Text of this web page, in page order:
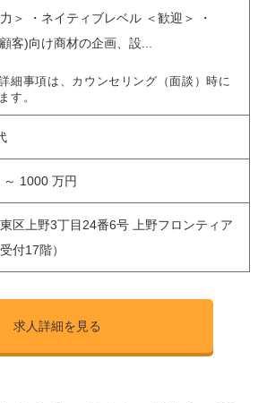
＞ ・ネイティブレベル ＜歓迎＞ ・
客)向け商材の企画、設...
細事項は、カウンセリング（面談）時に
す。
1000 万円
区上野3丁目24番6号 上野フロンティア
付17階）
求人詳細を見る